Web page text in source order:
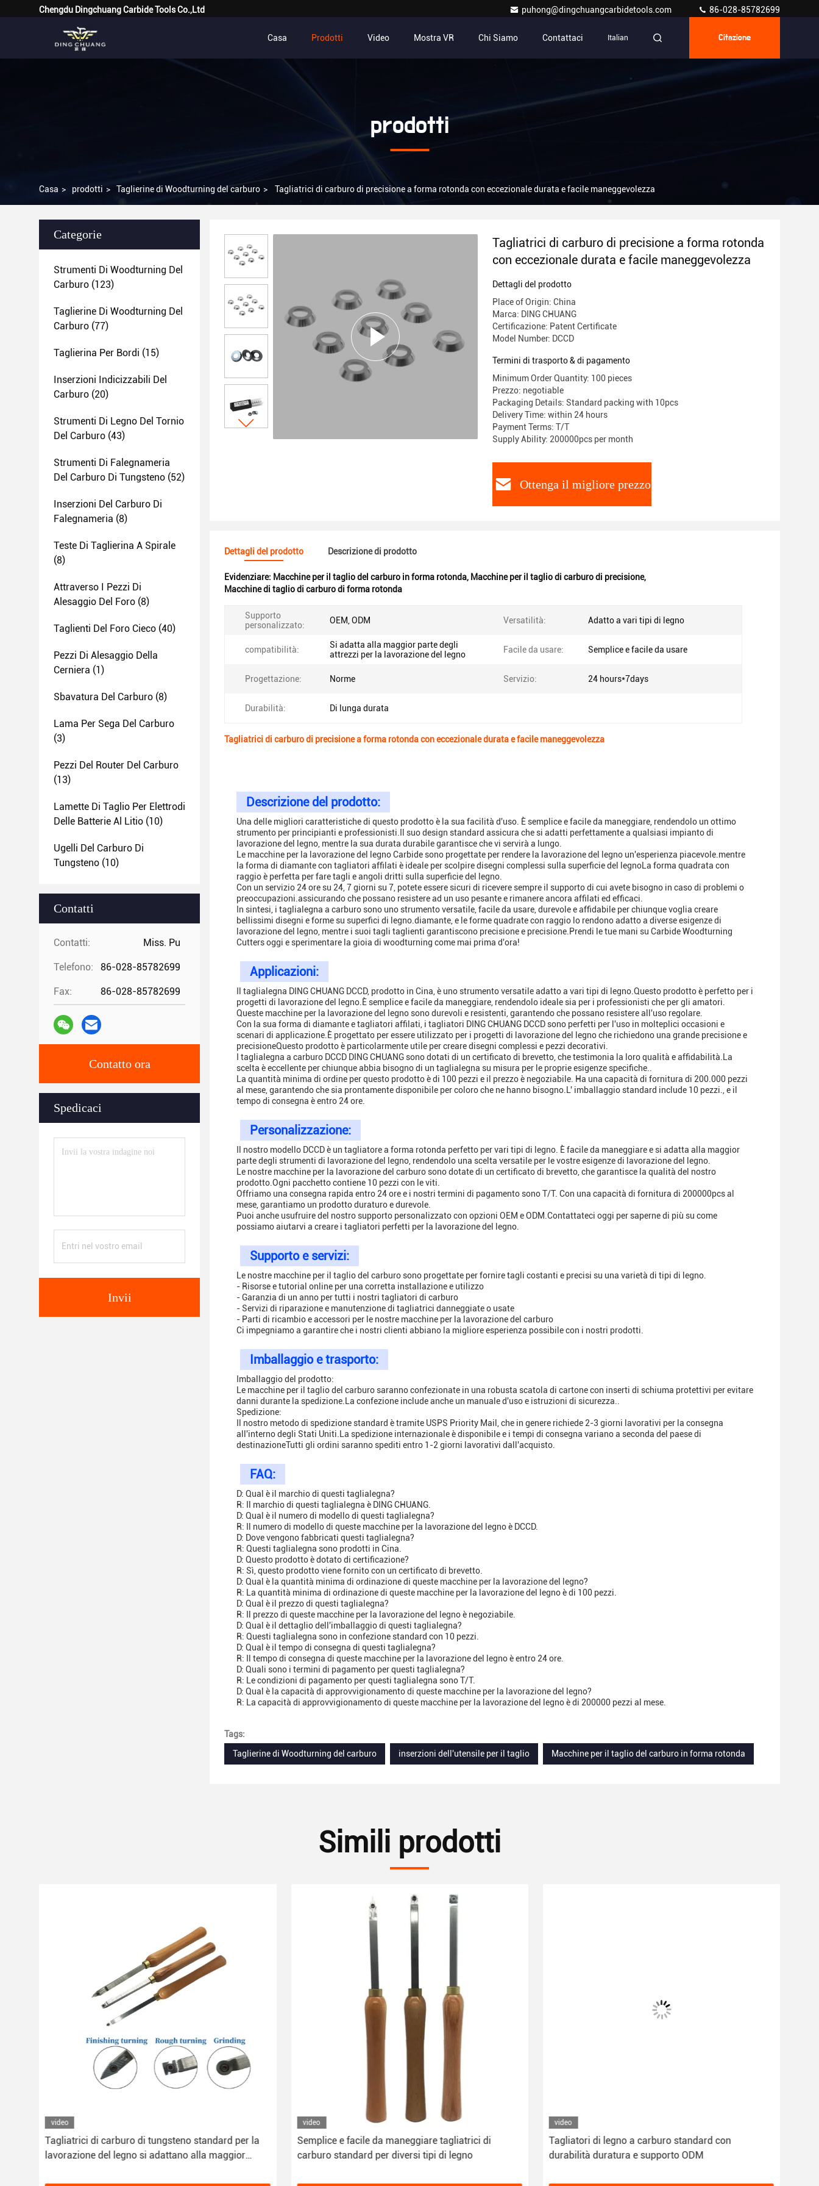
Chengdu Dingchuang Carbide Tools Co.,Ltd puhong@dingchuangcarbidetools.com 86-028-85782699
Casa Prodotti Video Mostra VR Chi Siamo Contattaci Italian Citazione
prodotti
Casa > prodotti > Taglierine di Woodturning del carburo > Tagliatrici di carburo di precisione a forma rotonda con eccezionale durata e facile maneggevolezza
Categorie
Strumenti Di Woodturning Del
Carburo (123)
Taglierine Di Woodturning Del
Carburo (77)
Taglierina Per Bordi (15)
Inserzioni Indicizzabili Del
Carburo (20)
Strumenti Di Legno Del Tornio
Del Carburo (43)
Strumenti Di Falegnameria
Del Carburo Di Tungsteno (52)
Inserzioni Del Carburo Di
Falegnameria (8)
Teste Di Taglierina A Spirale
(8)
Attraverso I Pezzi Di
Alesaggio Del Foro (8)
Taglienti Del Foro Cieco (40)
Pezzi Di Alesaggio Della
Cerniera (1)
Sbavatura Del Carburo (8)
Lama Per Sega Del Carburo
(3)
Pezzi Del Router Del Carburo
(13)
Lamette Di Taglio Per Elettrodi
Delle Batterie Al Litio (10)
Ugelli Del Carburo Di
Tungsteno (10)
Contatti
Contatti: Miss. Pu
Telefono: 86-028-85782699
Fax: 86-028-85782699
Contatto ora
Spedicaci
Invii
Tagliatrici di carburo di precisione a forma rotonda
con eccezionale durata e facile maneggevolezza
Dettagli del prodotto
Place of Origin: China
Marca: DING CHUANG
Certificazione: Patent Certificate
Model Number: DCCD
Termini di trasporto & di pagamento
Minimum Order Quantity: 100 pieces
Prezzo: negotiable
Packaging Details: Standard packing with 10pcs
Delivery Time: within 24 hours
Payment Terms: T/T
Supply Ability: 200000pcs per month
Ottenga il migliore prezzo
Dettagli del prodotto Descrizione di prodotto
Evidenziare: Macchine per il taglio del carburo in forma rotonda, Macchine per il taglio di carburo di precisione,
Macchine di taglio di carburo di forma rotonda
Supporto
personalizzato:
OEM, ODM Versatilità: Adatto a vari tipi di legno
compatibilità:
Si adatta alla maggior parte degli
attrezzi per la lavorazione del legno
Facile da usare: Semplice e facile da usare
Progettazione: Norme Servizio: 24 hours*7days
Durabilità: Di lunga durata
Tagliatrici di carburo di precisione a forma rotonda con eccezionale durata e facile maneggevolezza
Descrizione del prodotto:
Una delle migliori caratteristiche di questo prodotto è la sua facilità d'uso. È semplice e facile da maneggiare, rendendolo un ottimo
strumento per principianti e professionisti.Il suo design standard assicura che si adatti perfettamente a qualsiasi impianto di
lavorazione del legno, mentre la sua durata durabile garantisce che vi servirà a lungo.
Le macchine per la lavorazione del legno Carbide sono progettate per rendere la lavorazione del legno un'esperienza piacevole.mentre
la forma di diamante con tagliatori affilati è ideale per scolpire disegni complessi sulla superficie del legnoLa forma quadrata con
raggio è perfetta per fare tagli e angoli dritti sulla superficie del legno.
Con un servizio 24 ore su 24, 7 giorni su 7, potete essere sicuri di ricevere sempre il supporto di cui avete bisogno in caso di problemi o
preoccupazioni.assicurando che possano resistere ad un uso pesante e rimanere ancora affilati ed efficaci.
In sintesi, i taglialegna a carburo sono uno strumento versatile, facile da usare, durevole e affidabile per chiunque voglia creare
bellissimi disegni e forme su superfici di legno.diamante, e le forme quadrate con raggio lo rendono adatto a diverse esigenze di
lavorazione del legno, mentre i suoi tagli taglienti garantiscono precisione e precisione.Prendi le tue mani su Carbide Woodturning
Cutters oggi e sperimentare la gioia di woodturning come mai prima d'ora!
Applicazioni:
Il taglialegna DING CHUANG DCCD, prodotto in Cina, è uno strumento versatile adatto a vari tipi di legno.Questo prodotto è perfetto per i
progetti di lavorazione del legno.È semplice e facile da maneggiare, rendendolo ideale sia per i professionisti che per gli amatori.
Queste macchine per la lavorazione del legno sono durevoli e resistenti, garantendo che possano resistere all'uso regolare.
Con la sua forma di diamante e tagliatori affilati, i tagliatori DING CHUANG DCCD sono perfetti per l'uso in molteplici occasioni e
scenari di applicazione.È progettato per essere utilizzato per i progetti di lavorazione del legno che richiedono una grande precisione e
precisioneQuesto prodotto è particolarmente utile per creare disegni complessi e pezzi decorativi.
I taglialegna a carburo DCCD DING CHUANG sono dotati di un certificato di brevetto, che testimonia la loro qualità e affidabilità.La
scelta è eccellente per chiunque abbia bisogno di un taglialegna su misura per le proprie esigenze specifiche..
La quantità minima di ordine per questo prodotto è di 100 pezzi e il prezzo è negoziabile. Ha una capacità di fornitura di 200.000 pezzi
al mese, garantendo che sia prontamente disponibile per coloro che ne hanno bisogno.L' imballaggio standard include 10 pezzi., e il
tempo di consegna è entro 24 ore.
Personalizzazione:
Il nostro modello DCCD è un tagliatore a forma rotonda perfetto per vari tipi di legno. È facile da maneggiare e si adatta alla maggior
parte degli strumenti di lavorazione del legno, rendendolo una scelta versatile per le vostre esigenze di lavorazione del legno.
Le nostre macchine per la lavorazione del carburo sono dotate di un certificato di brevetto, che garantisce la qualità del nostro
prodotto.Ogni pacchetto contiene 10 pezzi con le viti.
Offriamo una consegna rapida entro 24 ore e i nostri termini di pagamento sono T/T. Con una capacità di fornitura di 200000pcs al
mese, garantiamo un prodotto duraturo e durevole.
Puoi anche usufruire del nostro supporto personalizzato con opzioni OEM e ODM.Contattateci oggi per saperne di più su come
possiamo aiutarvi a creare i tagliatori perfetti per la lavorazione del legno.
Supporto e servizi:
Le nostre macchine per il taglio del carburo sono progettate per fornire tagli costanti e precisi su una varietà di tipi di legno.
- Risorse e tutorial online per una corretta installazione e utilizzo
- Garanzia di un anno per tutti i nostri tagliatori di carburo
- Servizi di riparazione e manutenzione di tagliatrici danneggiate o usate
- Parti di ricambio e accessori per le nostre macchine per la lavorazione del carburo
Ci impegniamo a garantire che i nostri clienti abbiano la migliore esperienza possibile con i nostri prodotti.
Imballaggio e trasporto:
Imballaggio del prodotto:
Le macchine per il taglio del carburo saranno confezionate in una robusta scatola di cartone con inserti di schiuma protettivi per evitare
danni durante la spedizione.La confezione include anche un manuale d'uso e istruzioni di sicurezza..
Spedizione:
Il nostro metodo di spedizione standard è tramite USPS Priority Mail, che in genere richiede 2-3 giorni lavorativi per la consegna
all'interno degli Stati Uniti.La spedizione internazionale è disponibile e i tempi di consegna variano a seconda del paese di
destinazioneTutti gli ordini saranno spediti entro 1-2 giorni lavorativi dall'acquisto.
FAQ:
D: Qual è il marchio di questi taglialegna?
R: Il marchio di questi taglialegna è DING CHUANG.
D: Qual è il numero di modello di questi taglialegna?
R: Il numero di modello di queste macchine per la lavorazione del legno è DCCD.
D: Dove vengono fabbricati questi taglialegna?
R: Questi taglialegna sono prodotti in Cina.
D: Questo prodotto è dotato di certificazione?
R: Sì, questo prodotto viene fornito con un certificato di brevetto.
D: Qual è la quantità minima di ordinazione di queste macchine per la lavorazione del legno?
R: La quantità minima di ordinazione di queste macchine per la lavorazione del legno è di 100 pezzi.
D: Qual è il prezzo di questi taglialegna?
R: Il prezzo di queste macchine per la lavorazione del legno è negoziabile.
D: Qual è il dettaglio dell'imballaggio di questi taglialegna?
R: Questi taglialegna sono in confezione standard con 10 pezzi.
D: Qual è il tempo di consegna di questi taglialegna?
R: Il tempo di consegna di queste macchine per la lavorazione del legno è entro 24 ore.
D: Quali sono i termini di pagamento per questi taglialegna?
R: Le condizioni di pagamento per questi taglialegna sono T/T.
D: Qual è la capacità di approvvigionamento di queste macchine per la lavorazione del legno?
R: La capacità di approvvigionamento di queste macchine per la lavorazione del legno è di 200000 pezzi al mese.
Tags:
Taglierine di Woodturning del carburo
inserzioni dell'utensile per il taglio Macchine per il taglio del carburo in forma rotonda
Simili prodotti
video
Tagliatrici di carburo di tungsteno standard per la
lavorazione del legno si adattano alla maggior
video
Semplice e facile da maneggiare tagliatrici di
carburo standard per diversi tipi di legno
video
Tagliatori di legno a carburo standard con
durabilità duratura e supporto ODM